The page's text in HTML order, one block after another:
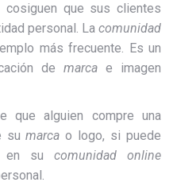
cosiguen que sus clientes
personal. La comunidad
más frecuente. Es un
de marca e imagen
que alguien compre una
sumarca o logo, si puede
en sucomunidad online